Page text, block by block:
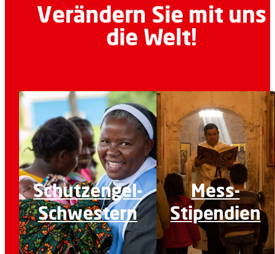
Verändern Sie mit uns
die Welt!
Schutzengel-
Schwestern
Mess-
Stipendien